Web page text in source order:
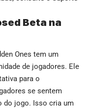
Beta na
Ones tem um
de jogadores. Ele
para o
se sentem
do jogo. Isso cria um